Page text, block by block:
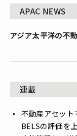
APAC NEWS
アジア太平洋の不
連載
不動産アセット
――BELSの評価を